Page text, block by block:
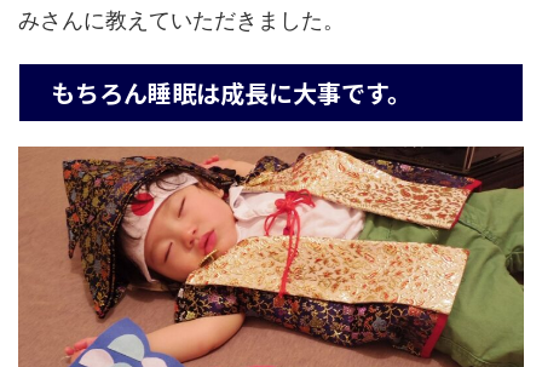
みさんに教えていただきました。
もちろん睡眠は成長に大事です。